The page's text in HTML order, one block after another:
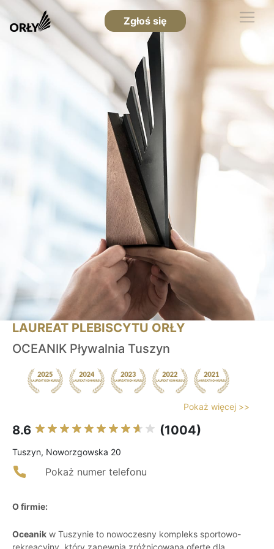
Zgłoś się
LAUREAT PLEBISCYTU ORŁY
OCEANIK Pływalnia Tuszyn
Pokaż więcej >>
8.6 (1004)
Tuszyn, Noworzgowska 20
Pokaż numer telefonu
O firmie:
Oceanik w Tuszynie to nowoczesny kompleks sportowo-
rekreacyjny, który zapewnia zróżnicowaną ofertę dla